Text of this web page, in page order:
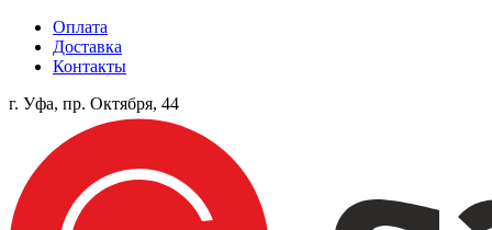
Оплата
Доставка
Контакты
г. Уфа, пр. Октября, 44